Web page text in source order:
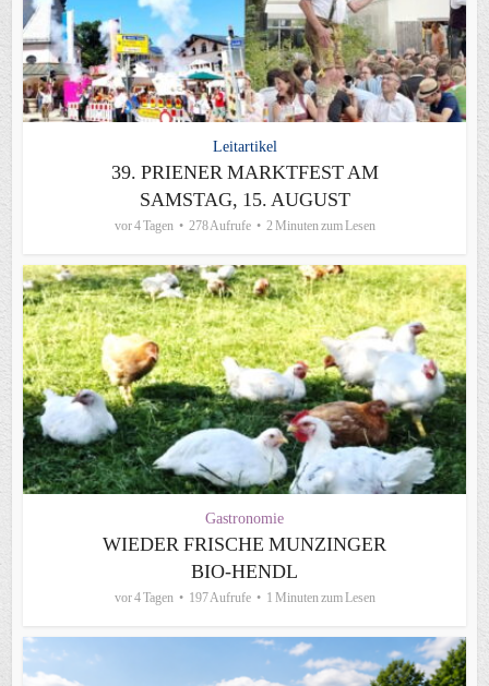
Leitartikel
39. PRIENER MARKTFEST AM
SAMSTAG, 15. AUGUST
vor 4 Tagen 278 Aufrufe 2 Minuten zum Lesen
Gastronomie
WIEDER FRISCHE MUNZINGER
BIO-HENDL
vor 4 Tagen 197 Aufrufe 1 Minuten zum Lesen